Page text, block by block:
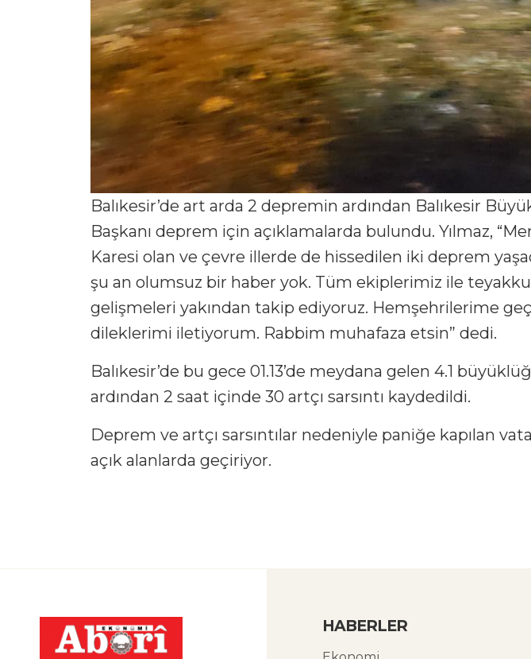
Balıkesir’de art arda 2 depremin ardından Balıkesir
Başkanı deprem için açıklamalarda bulundu. Yılmaz,
Karesi olan ve çevre illerde de hissedilen iki deprem
şu an olumsuz bir haber yok. Tüm ekiplerimiz ile
gelişmeleri yakından takip ediyoruz. Hemşehrilerime
dileklerimi iletiyorum. Rabbim muhafaza etsin” dedi.
Balıkesir’de bu gece 01.13’de meydana gelen 4.1
ardından 2 saat içinde 30 artçı sarsıntı kaydedildi.
Deprem ve artçı sarsıntılar nedeniyle paniğe kapılan
açık alanlarda geçiriyor.
HABERLER